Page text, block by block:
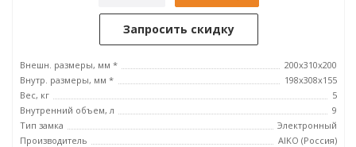
Запросить скидку
Внешн. размеры, мм *
200x310x200
Внутр. размеры, мм *
198x308x155
Вес, кг
5
Внутренний объем, л
9
Тип замка
Электронный
Производитель
AIKO (Россия)